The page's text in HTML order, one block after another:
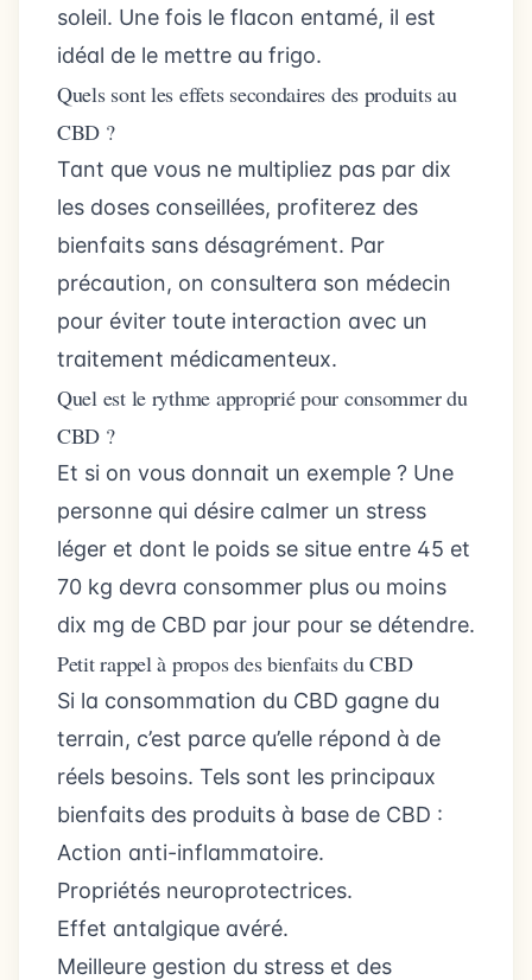
soleil. Une fois le flacon entamé, il est
idéal de le mettre au frigo.
Quels sont les effets secondaires des produits au
CBD ?
Tant que vous ne multipliez pas par dix
les doses conseillées, profiterez des
bienfaits sans désagrément. Par
précaution, on consultera son médecin
pour éviter toute interaction avec un
traitement médicamenteux.
Quel est le rythme approprié pour consommer du
CBD ?
Et si on vous donnait un exemple ? Une
personne qui désire calmer un stress
léger et dont le poids se situe entre 45 et
70 kg devra consommer plus ou moins
dix mg de CBD par jour pour se détendre.
Petit rappel à propos des bienfaits du CBD
Si la consommation du CBD gagne du
terrain, c’est parce qu’elle répond à de
réels besoins. Tels sont les principaux
bienfaits des produits à base de CBD :
Action anti-inflammatoire.
Propriétés neuroprotectrices.
Effet antalgique avéré.
Meilleure gestion du stress et des